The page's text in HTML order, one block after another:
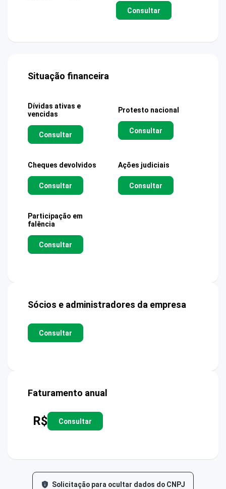
Consultar
Situação financeira
Dívidas ativas e
vencidas
Consultar
Protesto nacional
Consultar
Cheques devolvidos
Consultar
Ações judiciais
Consultar
Participação em
falência
Consultar
Sócios e administradores da empresa
Consultar
Faturamento anual
R$ Consultar
Solicitação para ocultar dados do CNPJ